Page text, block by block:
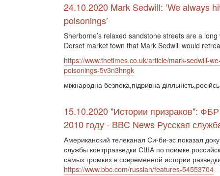
24.10.2020 Mark Sedwill: ‘We always
poisonings’
Sherborne’s relaxed sandstone streets are a
Dorset market town that Mark Sedwill would
https://www.thetimes.co.uk/article/mark-sedwill-
poisonings-5v3n3hngk
міжнародна безпека,підривна
15.10.2020 "Истории призраков":
2010 году - BBC News Русская
Американский телеканал Си-би-эс показал
службы контрразведки США по поимке
самых громких в современной истории
https://www.bbc.com/russian/features-54553704